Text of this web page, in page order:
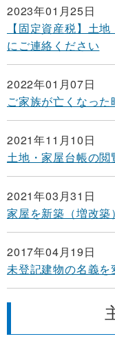
2023年01月25日
【固定資産税】土
にご連絡ください
2022年01月07日
ご家族が亡くなっ
2021年11月10日
土地・家屋台帳の閲
2021年03月31日
家屋を新築（増改築
2017年04月19日
未登記建物の名義を